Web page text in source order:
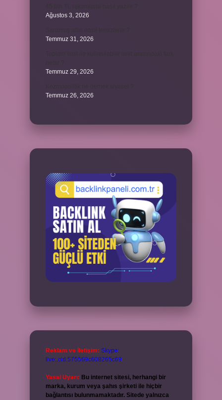
Ağustos 3, 2026
Temmuz 31, 2026
Temmuz 29, 2026
Temmuz 26, 2026
Reklam ve İletişim: Skype:
live:.cid.575569c608265c69
Yasal Uyarı: Bu internet sitesi, herhangi bir
marka, kurum veya şahıs şirketi ile hiçbir
bağlantısı bulunmamaktadır. Sitede yalnızca